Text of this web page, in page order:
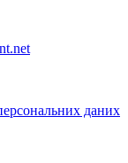
даних